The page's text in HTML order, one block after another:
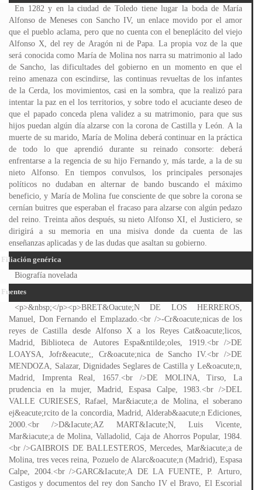
En 1282 y en la ciudad de Toledo tiene lugar la boda de María
Alfonso de Meneses con Sancho IV, un enlace movido por el amor
que el pueblo aclama, pero que no cuenta con el beneplácito del viejo
Alfonso X, del rey de Aragón ni de Papa. La propia voz de la que
será conocida como María de Molina nos narra su matrimonio al lado
de Sancho, las dificultades del gobierno en un momento en que el
reino amenaza con escindirse, las continuas revueltas de los infantes
de la Cerda, los movimientos, casi en la sombra, que la realizó para
intentar la paz en el los territorios, y sobre todo el acuciante deseo de
que el papado conceda plena validez a su matrimonio, para que sus
hijos puedan algún día alzarse con la corona de Castilla y León. A la
muerte de su marido, María de Molina deberá continuar en la práctica
de todo lo que aprendió durante su reinado consorte: deberá
enfrentarse a la regencia de su hijo Fernando y, más tarde, a la de su
nieto Alfonso. En tiempos convulsos, los principales personajes
políticos no dudaban en alternar de bando buscando el máximo
beneficio, y María de Molina fue consciente de que sobre la corona se
cernían buitres que esperaban el fracaso para alzarse con algún pedazo
del reino. Treinta años después, su nieto Alfonso XI, el Justiciero, se
dirigirá a su memoria en una misiva donde da cuenta de las
enseñanzas aplicadas y de las dudas que asaltan su gobierno.
Filiación genérica
Biografía novelada
Fuentes
<p>&nbsp;</p><p>BRET&Oacute;N DE LOS HERREROS,
Manuel, Don Fernando el Emplazado.<br />-Cr&oacute;nicas de los
reyes de Castilla desde Alfonso X a los Reyes Cat&oacute;licos,
Madrid, Biblioteca de Autores Espa&ntilde;oles, 1919.<br />DE
LOAYSA, Jofr&eacute;, Cr&oacute;nica de Sancho IV.<br />DE
MENDOZA, Salazar, Dignidades Seglares de Castilla y Le&oacute;n,
Madrid, Imprenta Real, 1657.<br />DE MOLINA, Tirso, La
prudencia en la mujer, Madrid, Espasa Calpe, 1983.<br />DEL
VALLE CURIESES, Rafael, Mar&iacute;a de Molina, el soberano
ej&eacute;rcito de la concordia, Madrid, Alderab&aacute;n Ediciones,
2000.<br />D&Iacute;AZ MART&Iacute;N, Luis Vicente,
Mar&iacute;a de Molina, Valladolid, Caja de Ahorros Popular, 1984.
<br />GAIBROIS DE BALLESTEROS, Mercedes, Mar&iacute;a de
Molina, tres veces reina, Pozuelo de Alarc&oacute;n (Madrid), Espasa
Calpe, 2004.<br />GARC&Iacute;A DE LA FUENTE, P. Arturo,
Castigos y documentos del rey don Sancho IV el Bravo, El Escorial